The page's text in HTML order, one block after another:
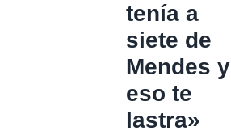
tenía a
siete de
Mendes y
eso te
lastra»